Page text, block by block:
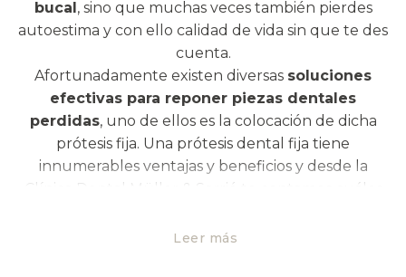
bucal, sino que muchas veces también pierdes
autoestima y con ello calidad de vida sin que te des
cuenta.
Afortunadamente existen diversas soluciones
efectivas para reponer piezas dentales
perdidas, uno de ellos es la colocación de dicha
prótesis fija. Una prótesis dental fija tiene
innumerables ventajas y beneficios y desde la
Clínica Dental Müller & Sarrió te contamos cuáles
requiere del tallado de los pilares dentales sobre los
Leer más